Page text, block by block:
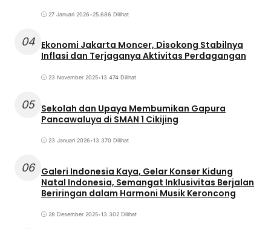
27 Januari 2026•25.686 Dilihat
04 Ekonomi Jakarta Moncer, Disokong Stabilnya
Inflasi dan Terjaganya Aktivitas Perdagangan
23 November 2025•13.474 Dilihat
05 Sekolah dan Upaya Membumikan Gapura
Pancawaluya di SMAN 1 Cikijing
23 Januari 2026•13.370 Dilihat
06 Galeri Indonesia Kaya, Gelar Konser Kidung
Natal Indonesia, Semangat Inklusivitas Berjalan
Beriringan dalam Harmoni Musik Keroncong
28 Desember 2025•13.302 Dilihat